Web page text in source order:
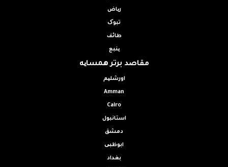
ریاض
تبوک
طائف
ینبع
مقاصد برتر همسایه
اورشلیم
Amman
Cairo
استانبول
دمشق
ابوظبی
بغداد